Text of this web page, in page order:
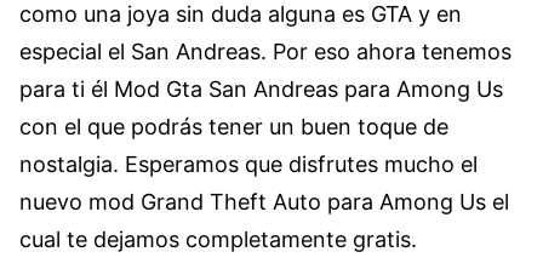
como una joya sin duda alguna es GTA y en
especial el San Andreas. Por eso ahora tenemos
para ti él Mod Gta San Andreas para Among Us
con el que podrás tener un buen toque de
nostalgia. Esperamos que disfrutes mucho el
nuevo mod Grand Theft Auto para Among Us el
cual te dejamos completamente gratis.